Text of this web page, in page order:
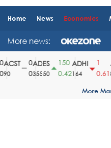
Home News Economics
More news:
ADES
35550
150
0.42
ADHI
164
0.61
More